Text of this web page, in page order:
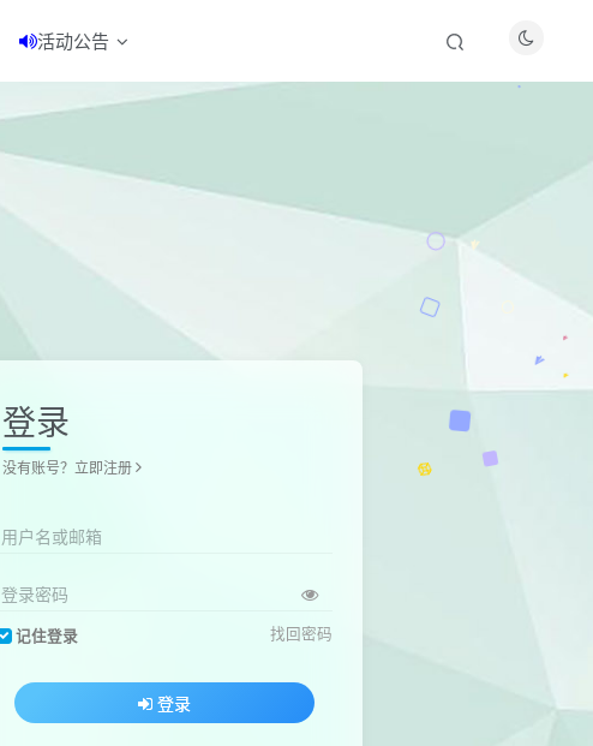
活动公告
登录
没有账号？立即注册
用户名或邮箱
登录密码
记住登录 找回密码
登录